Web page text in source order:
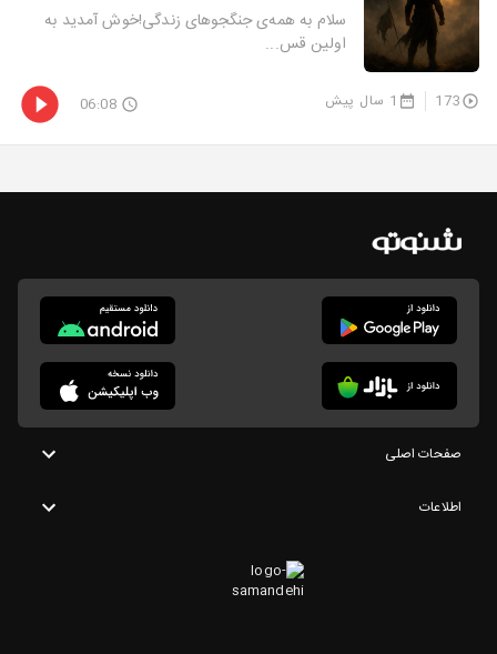
سلام به همه‌ی جنگجوهای زندگی!خوش آمدید به
اولین قس...
173 1 سال پیش 06:08
صفحات اصلی
اطلاعات